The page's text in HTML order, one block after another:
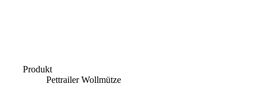
Produkt
Pettrailer Wollmütze